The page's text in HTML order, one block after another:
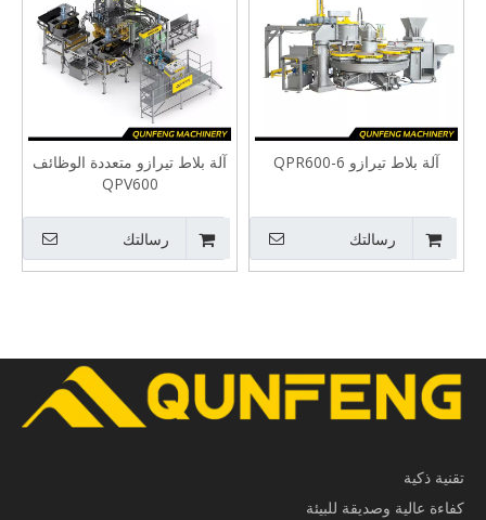
آلة بلاط تيرازو QPR600-6
رسالتك
آلة بلاط تيرازو متعددة الوظائف
QPV600
رسالتك
تقنية ذكية
كفاءة عالية وصديقة للبيئة